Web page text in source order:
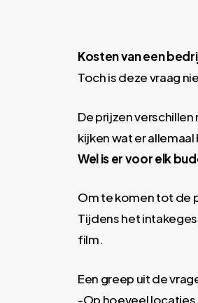
Kosten van een
Toch is deze vraag
De prijzen
kijken wat er
Wel is er voor elk
Om te komen tot de
Tijdens het
film.
Een greep uit de
-Op hoeveel locaties